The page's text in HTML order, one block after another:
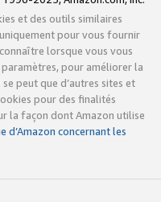
et des outils similaires
pour vous fournir
lorsque vous vous
pour améliorer la
peut que d’autres sites et
pour des finalités
la façon dont Amazon utilise
d’Amazon concernant les